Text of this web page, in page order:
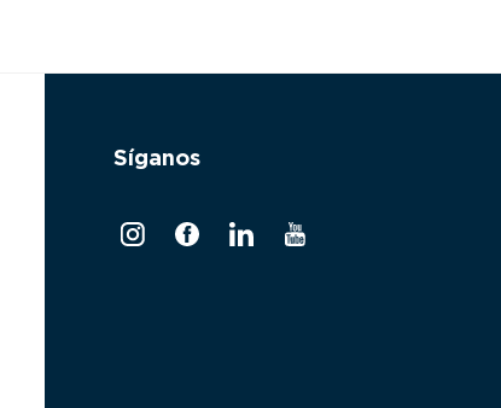
Síganos